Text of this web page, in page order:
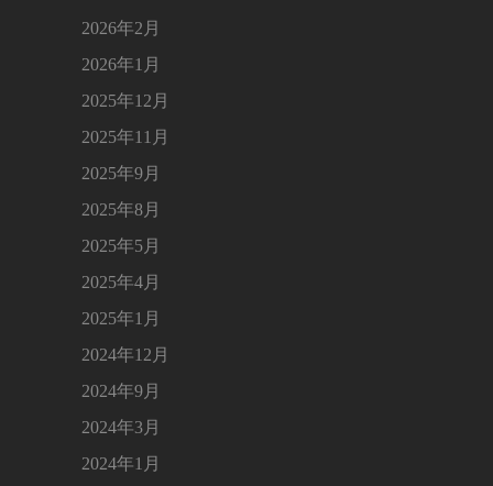
2026年2月
2026年1月
2025年12月
2025年11月
2025年9月
2025年8月
2025年5月
2025年4月
2025年1月
2024年12月
2024年9月
2024年3月
2024年1月